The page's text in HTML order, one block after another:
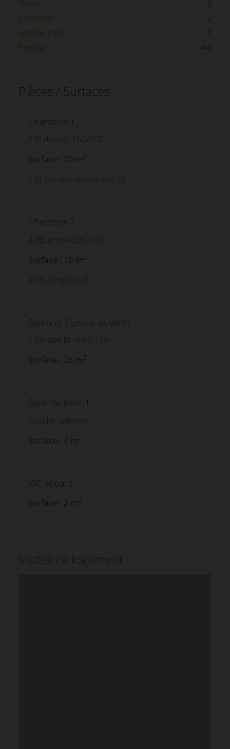
Pièces :
3
Chambres :
2
Salle de bains :
Parking :
oui
Pièces / Surfaces
Chambre 1
1 lit double 160x200
Surface : 10 m2
Chambre 2
2 lits simples 90 x 190
Surface : 10 m2
Salon et Cuisine ouverte
1 canapé lit 160 x 195
Surface : 26 m2
Salle de bain 1
douche italienne
Surface : 4 m2
WC séparé
Surface : 2 m2
Visitez ce logement